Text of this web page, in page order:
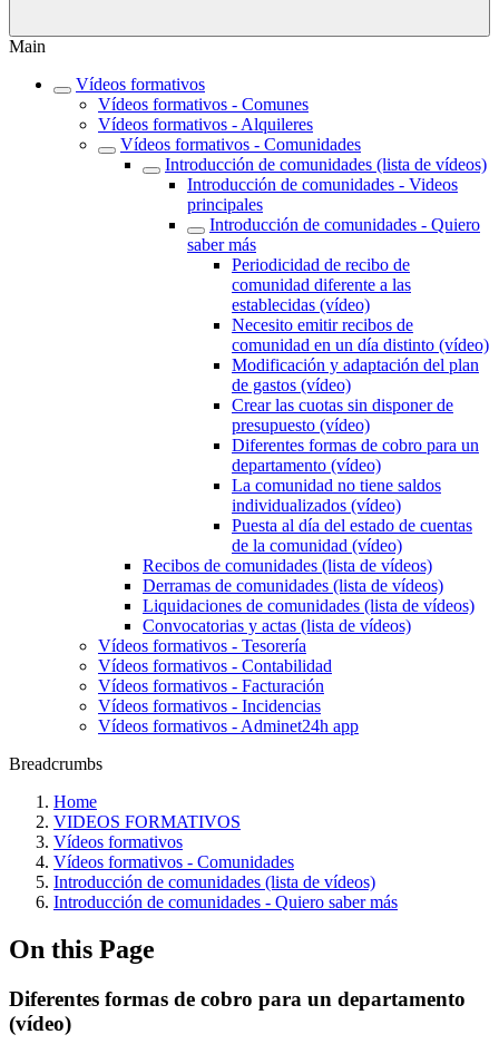
Main
Vídeos formativos
Vídeos formativos - Comunes
Vídeos formativos - Alquileres
Vídeos formativos - Comunidades
Introducción de comunidades (lista de vídeos)
Introducción de comunidades - Videos
principales
Introducción de comunidades - Quiero
saber más
Periodicidad de recibo de
comunidad diferente a las
establecidas (vídeo)
Necesito emitir recibos de
comunidad en un día distinto (vídeo)
Modificación y adaptación del plan
de gastos (vídeo)
Crear las cuotas sin disponer de
presupuesto (vídeo)
Diferentes formas de cobro para un
departamento (vídeo)
La comunidad no tiene saldos
individualizados (vídeo)
Puesta al día del estado de cuentas
de la comunidad (vídeo)
Recibos de comunidades (lista de vídeos)
Derramas de comunidades (lista de vídeos)
Liquidaciones de comunidades (lista de vídeos)
Convocatorias y actas (lista de vídeos)
Vídeos formativos - Tesorería
Vídeos formativos - Contabilidad
Vídeos formativos - Facturación
Vídeos formativos - Incidencias
Vídeos formativos - Adminet24h app
Breadcrumbs
Home
VIDEOS FORMATIVOS
Vídeos formativos
Vídeos formativos - Comunidades
Introducción de comunidades (lista de vídeos)
Introducción de comunidades - Quiero saber más
On this Page
Diferentes formas de cobro para un departamento
(vídeo)